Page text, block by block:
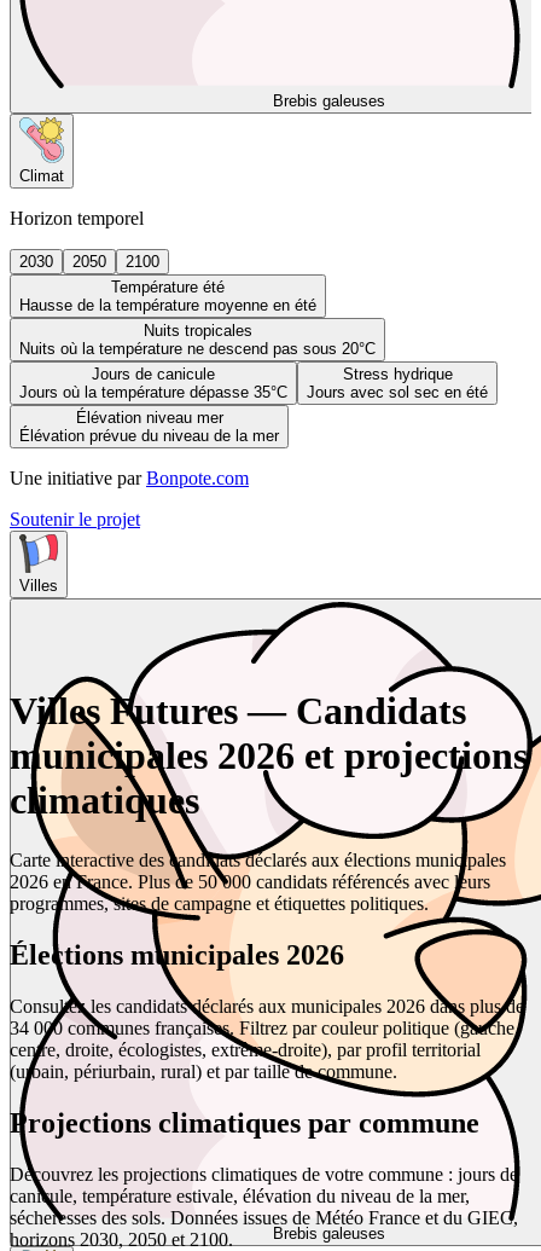
Brebis galeuses
Climat
Horizon temporel
2030 2050
2100
Température été
Hausse de la température moyenne en été
Nuits tropicales
Nuits où la température ne descend pas sous 20°C
Jours de canicule
Jours où la température dépasse 35°C
Stress hydrique
Jours avec sol sec en été
Élévation niveau mer
Élévation prévue du niveau de la mer
Une initiative par Bonpote.com
Soutenir le projet
Villes
Brebis galeuses
Villes Futures — Candidats
municipales 2026 et projections
climatiques
Carte interactive des candidats déclarés aux élections municipales
2026 en France. Plus de 50 000 candidats référencés avec leurs
programmes, sites de campagne et étiquettes politiques.
Élections municipales 2026
Consultez les candidats déclarés aux municipales 2026 dans plus de
34 000 communes françaises. Filtrez par couleur politique (gauche,
centre, droite, écologistes, extrême-droite), par profil territorial
(urbain, périurbain, rural) et par taille de commune.
Projections climatiques par commune
Découvrez les projections climatiques de votre commune : jours de
canicule, température estivale, élévation du niveau de la mer,
sécheresses des sols. Données issues de Météo France et du GIEC,
horizons 2030, 2050 et 2100.